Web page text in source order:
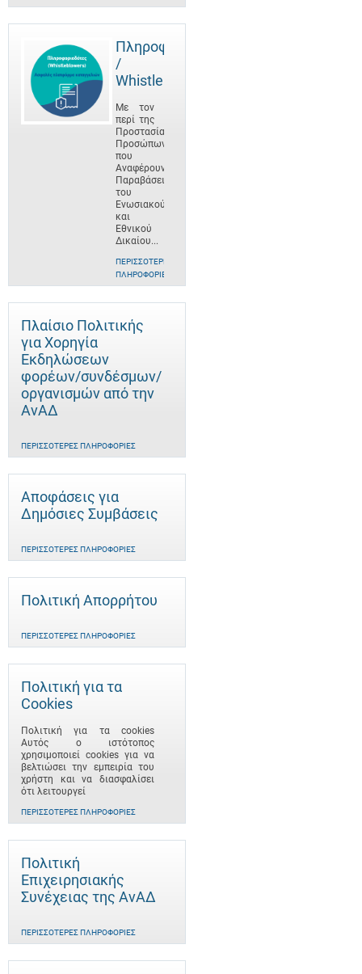
Πληροφοριοδότες
/
Whistleblowers
Με τον
περί της
Προστασίας
Προσώπων
που
Αναφέρουν
Παραβάσεις
του
Ενωσιακού
και
Εθνικού
Δικαίου...
ΠΕΡΙΣΣΌΤΕΡΕΣ
ΠΛΗΡΟΦΟΡΊΕΣ
Πλαίσιο Πολιτικής
για Χορηγία
Εκδηλώσεων
φορέων/συνδέσμων/
οργανισμών από την
ΑνΑΔ
ΠΕΡΙΣΣΌΤΕΡΕΣ ΠΛΗΡΟΦΟΡΊΕΣ
Αποφάσεις για
Δημόσιες Συμβάσεις
ΠΕΡΙΣΣΌΤΕΡΕΣ ΠΛΗΡΟΦΟΡΊΕΣ
Πολιτική Απορρήτου
ΠΕΡΙΣΣΌΤΕΡΕΣ ΠΛΗΡΟΦΟΡΊΕΣ
Πολιτική για τα
Cookies
Πολιτική για τα cookies
Αυτός ο ιστότοπος
χρησιμοποιεί cookies για να
βελτιώσει την εμπειρία του
χρήστη και να διασφαλίσει
ότι λειτουργεί
ΠΕΡΙΣΣΌΤΕΡΕΣ ΠΛΗΡΟΦΟΡΊΕΣ
Πολιτική
Επιχειρησιακής
Συνέχειας της ΑνΑΔ
ΠΕΡΙΣΣΌΤΕΡΕΣ ΠΛΗΡΟΦΟΡΊΕΣ